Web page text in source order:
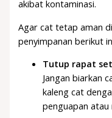
akibat kontaminasi.
Agar cat tetap aman
penyimpanan berikut
Tutup rapat
Jangan biarkan
kaleng cat
penguapan atau